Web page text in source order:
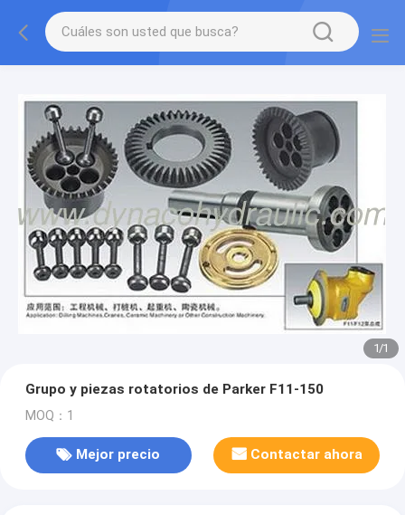
1/1
Grupo y piezas rotatorios de Parker F11-150
MOQ：1
Mejor precio Contactar ahora